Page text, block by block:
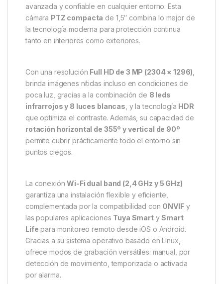
avanzada y confiable en cualquier entorno. Esta
cámara PTZ compacta de 1,5″ combina lo mejor de
la tecnología moderna para protección continua
tanto en interiores como exteriores.
Con una resolución Full HD de 3 MP (2304 × 1296)
brinda imágenes nítidas incluso en condiciones de
poca luz, gracias a la combinación de 8 leds
infrarrojos y 8 luces blancas , y la tecnología HDR
que optimiza el contraste. Además, su capacidad de
rotación horizontal de 355º y vertical de 90º
permite cubrir prácticamente todo el entorno sin
puntos ciegos.
La conexiónWi-Fi dual band (2,4 GHz y 5 GHz)
garantiza una instalación flexible y eficiente,
complementada por la compatibilidad con ONVIFy
las populares aplicaciones Tuya SmartySmart
Life para monitoreo remoto desde iOS o Android.
Gracias a su sistema operativo basado en Linux,
ofrece modos de grabación versátiles: manual, por
detección de movimiento, temporizada o activada
por alarma.